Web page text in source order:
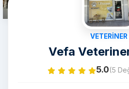
VETERINER
Vefa
5.0(5